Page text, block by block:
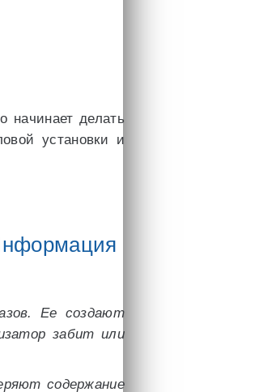
начинает делать
установки и
Ее создают
забит или
содержание